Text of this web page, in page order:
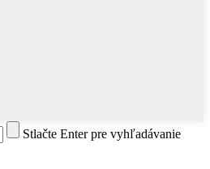
Stlačte Enter pre vyhľadávanie